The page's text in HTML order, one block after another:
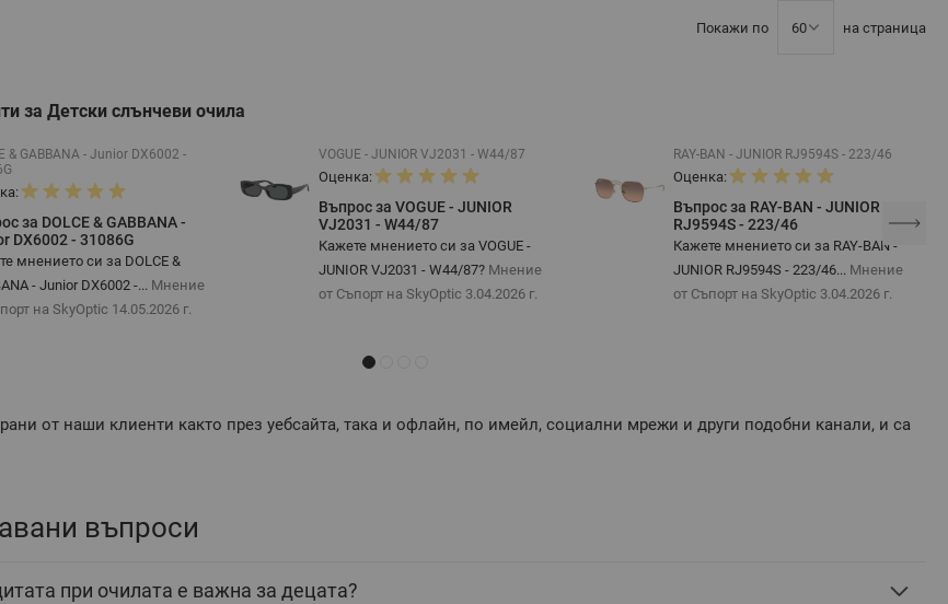
Покажи по на страница
за Детски слънчеви очила
& GABBANA - Junior DX6002 -
за DOLCE & GABBANA -
DX6002 - 31086G
мнението си за DOLCE &
- Junior DX6002 -... Мнение
на SkyOptic 14.05.2026 г.
VOGUE - JUNIOR VJ2031 - W44/87
Оценка:
Въпрос за VOGUE - JUNIOR
VJ2031 - W44/87
Кажете мнението си за VOGUE -
JUNIOR VJ2031 - W44/87? Мнение
от Съпорт на SkyOptic 3.04.2026 г.
RAY-BAN - JUNIOR RJ9594S - 223/46
Оценка:
Въпрос за RAY-BAN - JUNIOR
RJ9594S - 223/46
Кажете мнението си за RAY-BAN -
JUNIOR RJ9594S - 223/46... Мнение
от Съпорт на SkyOptic 3.04.2026 г.
от наши клиенти както през уебсайта, така и офлайн, по имейл, социални мрежи и други подобни канали, и са
въпроси
при очилата е важна за децата?